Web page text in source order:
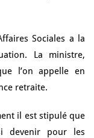
Sociales a la
La ministre,
l’on appelle en
retraite.
il est stipulé que
devenir pour les